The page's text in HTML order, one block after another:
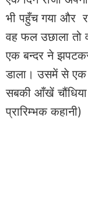
भी पहुँच गया और
वह फल उछाला तो
एक बन्दर ने
डाला। उसमें से एक
सबकी आँखें चौंधिया
प्रारिम्भक कहानी)